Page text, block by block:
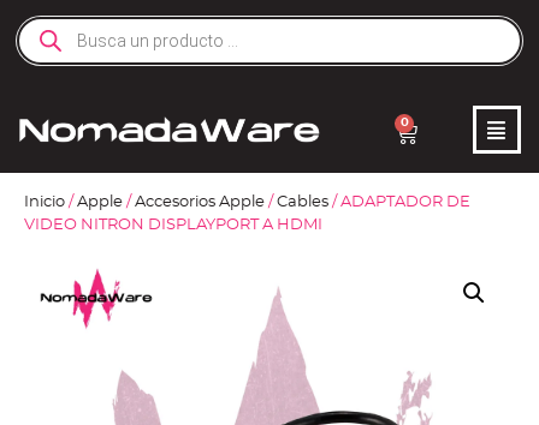
0
Inicio / Apple / Accesorios Apple / Cables / ADAPTADOR DE
VIDEO NITRON DISPLAYPORT A HDMI